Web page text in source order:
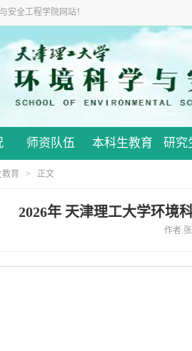
安全工程学院网站！
师资队伍 本科生教育 研究
教育 > 正文
2026年 天津理工大学环境
作者: